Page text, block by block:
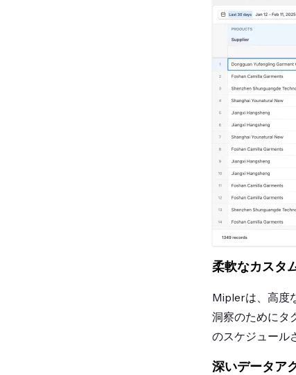
柔軟なカスタ
Miplerは、高度
洞察のためにタ
のスケジュール
深いデータア